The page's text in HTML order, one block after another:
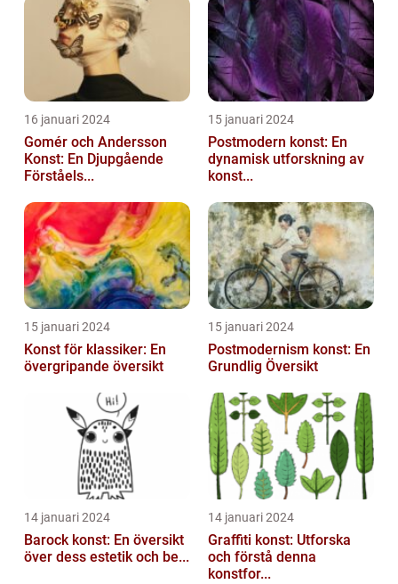
16 januari 2024
Gomér och Andersson
Konst: En Djupgående
Förståels...
15 januari 2024
Postmodern konst: En
dynamisk utforskning av
konst...
15 januari 2024
Konst för klassiker: En
övergripande översikt
15 januari 2024
Postmodernism konst: En
Grundlig Översikt
14 januari 2024
Barock konst: En översikt
över dess estetik och be...
14 januari 2024
Graffiti konst: Utforska
och förstå denna
konstfor...